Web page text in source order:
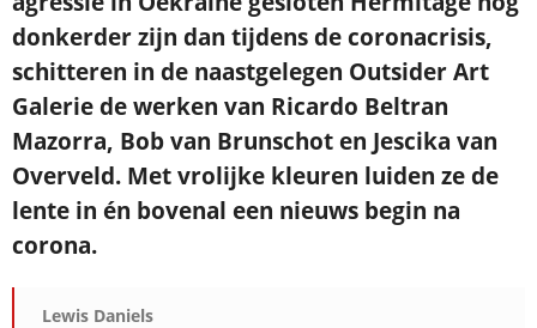
donkerder zijn dan tijdens de coronacrisis,
schitteren in de naastgelegen Outsider Art
Galerie de werken van Ricardo Beltran
Mazorra, Bob van Brunschot en Jescika van
Overveld. Met vrolijke kleuren luiden ze de
lente in én bovenal een nieuws begin na
corona.
Lewis Daniels